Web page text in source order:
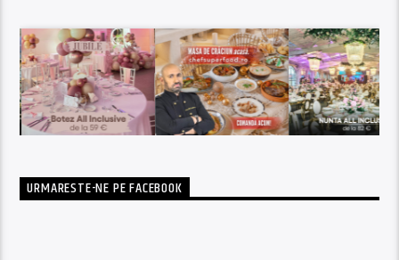
URMARESTE-NE PE FACEBOOK